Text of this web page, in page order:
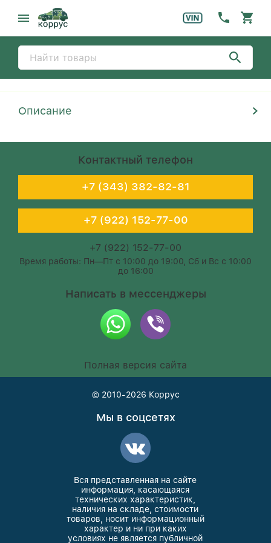
Описание
Контактный телефон
+7 (343) 382-82-81
+7 (922) 152-77-00
+7 (922) 152-77-00
Время работы: Пн—Пт с 10:00 до 19:00, Сб и Вс с 10:00
до 16:00
Написать в мессенджеры
Полная версия сайта
© 2010-2026 Коррус
Мы в соцсетях
Вся представленная на сайте
информация, касающаяся
технических характеристик,
наличия на складе, стоимости
товаров, носит информационный
характер и ни при каких
условиях не является публичной